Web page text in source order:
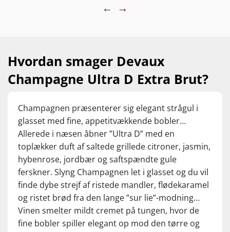
Parisot, der for nyligt blev udråbt som årets ”Sparkling
fadlagret reserve-vin fra gamle årgange! Det er et særdeles
eksklusivt valg og det er med til at give Champagnen en
enestående smagsdybde. Perfekt balanceret af den lave
Champagne med et gigantisk gastronomisk potentiale.
Gold Medal - Champagne Sparkling Wine World
Championships
Nyd den pragtfulde Champagne som en aperitif i
luksusklassen eller server den til trøfler, sushi, fisk og
hummer, rogn, tapas, salater og cremede oste. Servér ved 6-
10 °C.
Magisk Champagne, der bare kalder på fisk og skaldyr! Drik
nu eller gem frem til 2035.
← →
Hvordan smager Devaux
Champagne Ultra D Extra Brut?
Champagnen præsenterer sig elegant strågul i
glasset med fine, appetitvækkende bobler…
Allerede i næsen åbner ”Ultra D” med en
toplækker duft af saltede grillede citroner, jasmin,
hybenrose, jordbær og saftspændte gule
ferskner. Slyng Champagnen let i glasset og du vil
finde dybe strejf af ristede mandler, flødekaramel
og ristet brød fra den lange ”sur lie”-modning…
Vinen smelter mildt cremet på tungen, hvor de
fine bobler spiller elegant op mod den tørre og